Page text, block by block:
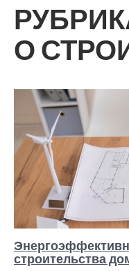
О
строительства